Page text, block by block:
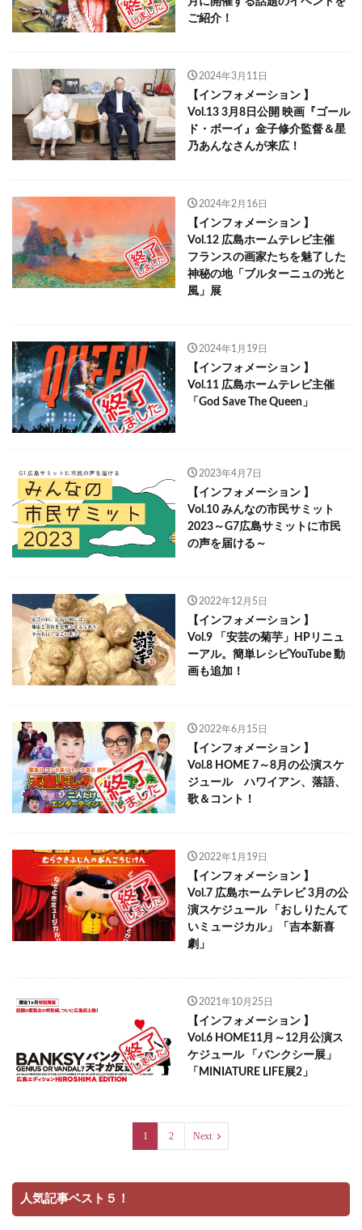
ご紹介！
2024年3月11日
【インフォメーション 】
Vol.13 3月8日公開 映画『ゴール
ド・ボーイ』金子修介監督＆星
乃あんなさんが来広！
2024年2月16日
【インフォメーション 】
Vol.12 広島ホームテレビ主催
フランスの画家たちを魅了した
神秘の地「ブルターニュの光と
風」展
2024年1月19日
【インフォメーション 】
Vol.11 広島ホームテレビ主催
「God Save The Queen」
2023年4月7日
【インフォメーション 】
Vol.10 みんなの市民サミット
2023～G7広島サミットに市民
の声を届ける～
2022年12月5日
【インフォメーション 】
Vol.9 「安芸の菊芋」HPリニュ
ーアル。簡単レシピYouTube 動
画も追加！
2022年6月15日
【インフォメーション 】
Vol.8 HOME 7～8月の公演スケ
ジュール ハワイアン、落語、
歌＆コント！
2022年1月19日
【インフォメーション 】
Vol.7 広島ホームテレビ 3月の公
演スケジュール 「おしりたんて
いミュージカル」「吉本新喜
劇」
2021年10月25日
【インフォメーション 】
Vol.6 HOME11月～12月公演ス
ケジュール 「バンクシー展」
「MINIATURE LIFE展2」
1 2 Next
人気記事ベスト５！